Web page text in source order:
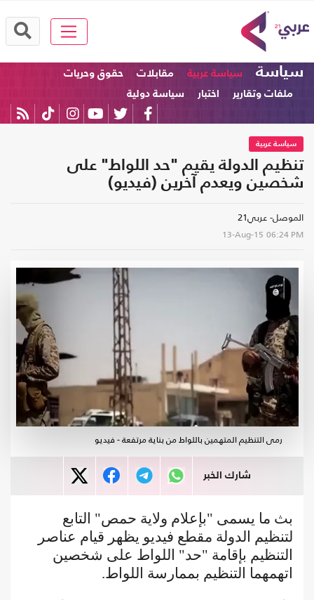
سياسة سياسة عربية مقابلات
حقوق وحريات
ملفات وتقارير
اختبار سياسة دولية
سياسة عربية
تنظيم الدولة يقيم "حد اللواط" على
شخصين ويعدم آخرين (فيديو)
الموصل- عربي21
13-Aug-15 06:24 PM
رمى التنظيم المتهمين باللواط من بناية مرتفعة - فيديو
شارك الخبر
بث ما يسمى "بإعلام ولاية حمص" التابع
لتنظيم الدولة مقطع فيديو يظهر قيام عناصر
التنظيم بإقامة "حد" اللواط على شخصين
اتهمهما التنظيم بممارسة اللواط.